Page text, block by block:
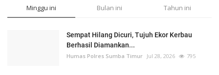
Minggu ini Bulan ini Tahun ini
Sempat Hilang Dicuri, Tujuh Ekor Kerbau
Berhasil Diamankan...
Humas Polres Sumba Timur Jul 28, 2026 795